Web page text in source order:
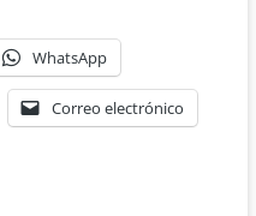
WhatsApp
Correo electrónico